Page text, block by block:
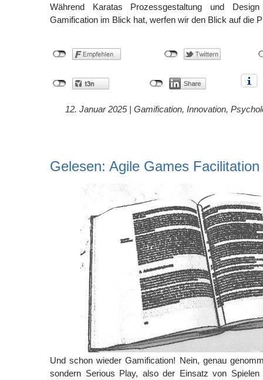
Während Karatas Prozessgestaltung und
Gamification im Blick hat, werfen wir den Blick auf die
12. Januar 2025 | Gamification, Innovation,
Gelesen: Agile Games Facilitation
Und schon wieder Gamification! Nein, genau
sondern Serious Play, also der Einsatz von